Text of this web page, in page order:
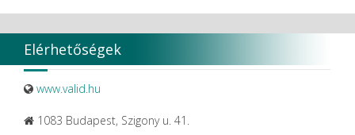
Elérhetőségek
www.valid.hu
1083 Budapest, Szigony u. 41.